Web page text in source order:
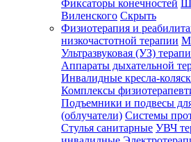
Фиксаторы конечностей
Виленского Скрыть
Физиотерапия и
низкочастотной терапии
Ультразвуковая (УЗ)
Аппараты дыхательной
Инвалидные кресла-
Комплексы
Подъемники и подвесы
(облучатели) Системы
Стулья санитарные УВЧ